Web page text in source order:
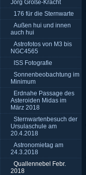
Jörg Große-Kracht
176 für die Sternwarte
Außen hui und innen
auch hui
Astrofotos von M3 bis
NGC4565
ISS Fotografie
Sonnenbeobachtung im
Minimum
Erdnahe Passage des
Asteroiden Midas im
März 2018
Sternwartenbesuch der
Ursulaschule am
20.4.2018
Astronomietag am
24.3.2018
Quallennebel Febr.
2018